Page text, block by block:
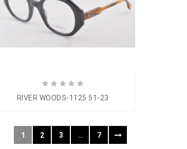
RIVER WOODS-1125 51-23
1 2 3 … 7